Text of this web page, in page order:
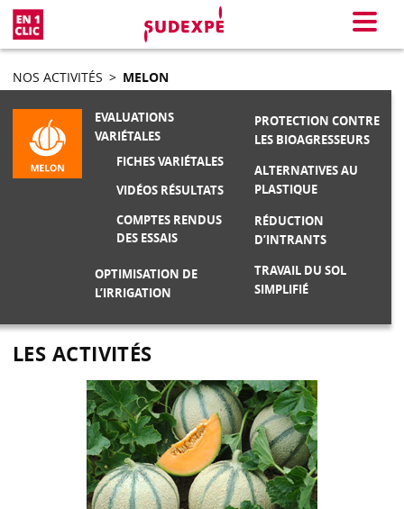
Menu
NOS ACTIVITÉS > MELON
EVALUATIONS
VARIÉTALES
FICHES VARIÉTALES
VIDÉOS RÉSULTATS
COMPTES RENDUS
DES ESSAIS
OPTIMISATION DE
L’IRRIGATION
PROTECTION CONTRE
LES BIOAGRESSEURS
ALTERNATIVES AU
PLASTIQUE
RÉDUCTION
D’INTRANTS
TRAVAIL DU SOL
SIMPLIFIÉ
LES ACTIVITÉS